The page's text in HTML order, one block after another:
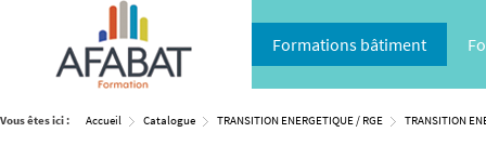
Formations bâtiment
Vous êtes ici : Accueil Catalogue TRANSITION ENERGETIQUE / RGE TRANSITION